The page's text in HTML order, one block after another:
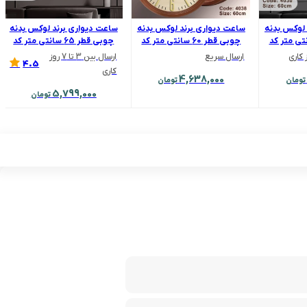
لوکس بدنه
60 سانتی متر کد
تومان
ساعت دیواری برند لوکس بدنه
چوبی قطر 60 سانتی متر کد
ارسال سریع
4,638,000تومان
ساعت دیواری برند لوکس بدنه
چوبی قطر 65 سانتی متر کد
6510
ارسال بین 3 تا 7 روز
کاری
4.5
5,799,000تومان